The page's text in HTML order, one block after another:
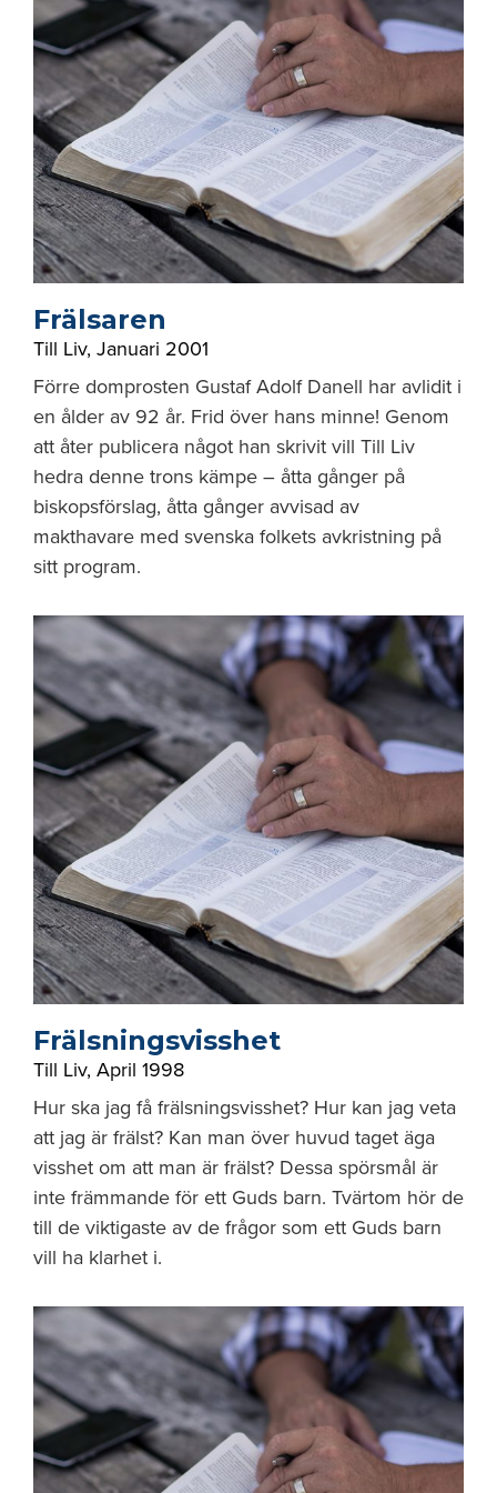
Frälsaren
Till Liv, Januari 2001
Förre domprosten Gustaf Adolf Danell har avlidit i
en ålder av 92 år. Frid över hans minne! Genom
att åter publicera något han skrivit vill Till Liv
hedra denne trons kämpe – åtta gånger på
biskopsförslag, åtta gånger avvisad av
makthavare med svenska folkets avkristning på
sitt program.
Frälsningsvisshet
Till Liv, April 1998
Hur ska jag få frälsningsvisshet? Hur kan jag veta
att jag är frälst? Kan man över huvud taget äga
visshet om att man är frälst? Dessa spörsmål är
inte främmande för ett Guds barn. Tvärtom hör de
till de viktigaste av de frågor som ett Guds barn
vill ha klarhet i.